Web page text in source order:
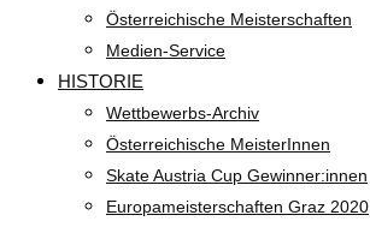
Österreichische Meisterschaften
Medien-Service
HISTORIE
Wettbewerbs-Archiv
Österreichische MeisterInnen
Skate Austria Cup Gewinner:innen
Europameisterschaften Graz 2020